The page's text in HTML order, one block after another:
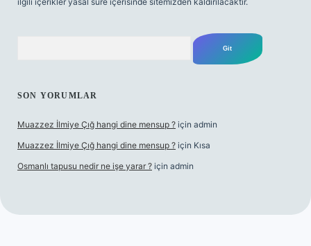
SON YORUMLAR
Muazzez İlmiye Çığ hangi dine mensup ? için admin
Muazzez İlmiye Çığ hangi dine mensup ? için Kısa
Osmanlı tapusu nedir ne işe yarar ? için admin